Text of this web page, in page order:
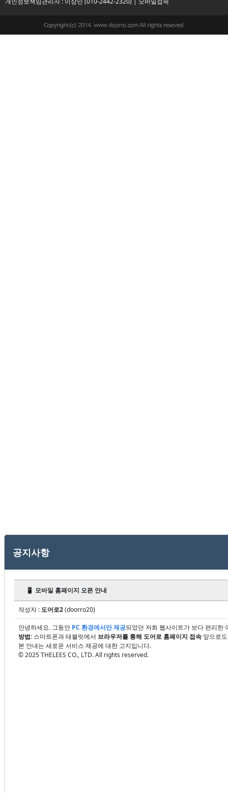
공지사항
📱 모바일 홈페이지 오픈 안내
작성자 : 도어로2(doorro20)
안녕하세요. 그동안 PC 환경에서만 제공되었던 저희 웹사이트가 보다 편리한
방법: 스마트폰과 태블릿에서 브라우저를 통해 도어로 홈페이지 접속 앞으로
본 안내는 새로운 서비스 제공에 대한 고지입니다.
© 2025 THELEES CO., LTD. All rights reserved.